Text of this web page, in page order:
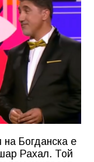
Богданска е
Рахал. Той